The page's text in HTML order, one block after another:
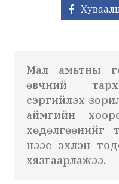
Мал амьтны
өвчний
сэргийлэх
аймгийн
хөдөлгөөнийг
нээс эхлэн
хязгаарлажээ.